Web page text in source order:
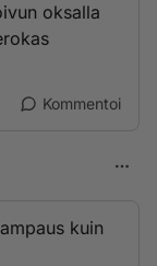
oksalla
Kommentoi
kuin